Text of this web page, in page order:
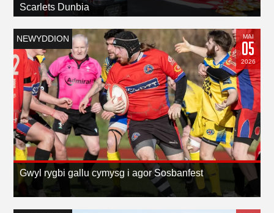
Scarlets Dunbia
NEWYDDION MAI
05
2026
Gwyl rygbi gallu cymysg i agor Sosbanfest